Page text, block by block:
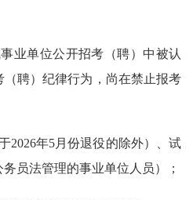
业单位公开招考（聘）中被认
聘）纪律行为，尚在禁止报考
2026年5月份退役的除外）、试
员法管理的事业单位人员）；